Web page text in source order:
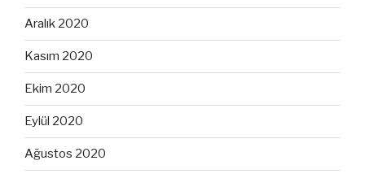
Aralık 2020
Kasım 2020
Ekim 2020
Eylül 2020
Ağustos 2020